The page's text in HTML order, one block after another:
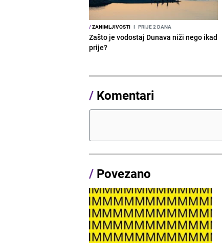
/ZANIMLJIVOSTI I PRIJE 2 DANA
Zašto je vodostaj Dunava niži nego ikad
prije?
/ Komentari
/ Povezano